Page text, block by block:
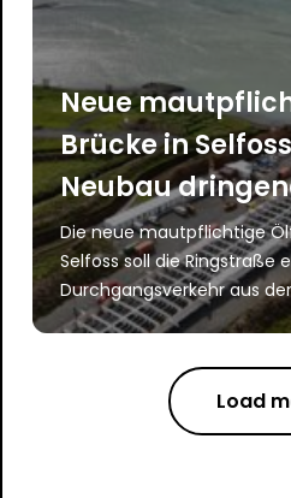
Neue
Brücke in
Neubau
Die neue mautpflichtige
Selfoss soll die Ringstraße
Durchgangsverkehr aus
Load